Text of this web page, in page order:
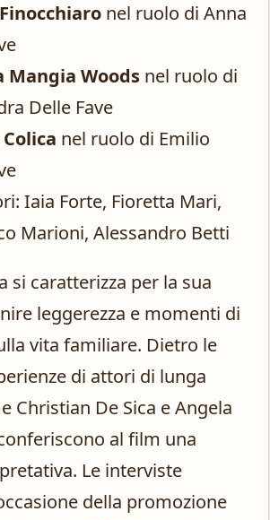
nel ruolo di Anna
Mangia Woods nel ruolo di
Delle Fave
nel ruolo di Emilio
Iaia Forte, Fioretta Mari,
Marioni, Alessandro Betti
si caratterizza per la sua
leggerezza e momenti di
vita familiare. Dietro le
di attori di lunga
Christian De Sica e Angela
al film una
Le interviste
della promozione